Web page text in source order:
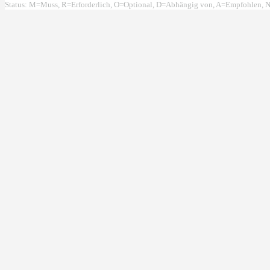
Status: M=Muss, R=Erforderlich, O=Optional, D=Abhängig von, A=Empfohlen,